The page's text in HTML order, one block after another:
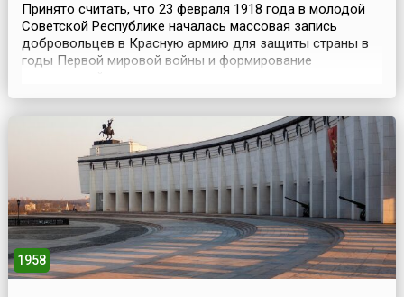
Принято считать, что 23 февраля 1918 года в молодой
Советской Республике началась массовая запись
добровольцев в Красную армию для защиты страны в
годы Первой мировой войны и формирование
бой с немцами под Псковом и Нарвой, остановив их
основания Рабоче-крестьянской Красной армии
(РККА).После Ок...
1958